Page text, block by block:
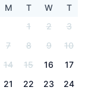
M T W
T
1
2
3
7 8 9
10
14 15 16 17
21 22 23 24